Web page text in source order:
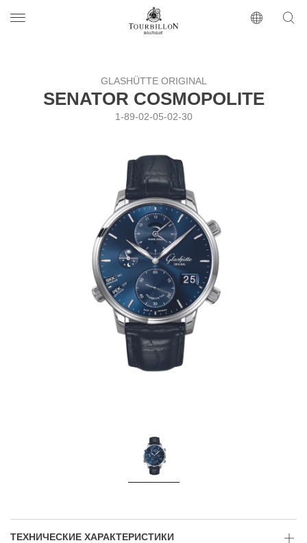
https://www.tourbillon.com/index.php/ru
GLASHÜTTE ORIGINAL
SENATOR COSMOPOLITE
1-89-02-05-02-30
ТЕХНИЧЕСКИЕ ХАРАКТЕРИСТИКИ